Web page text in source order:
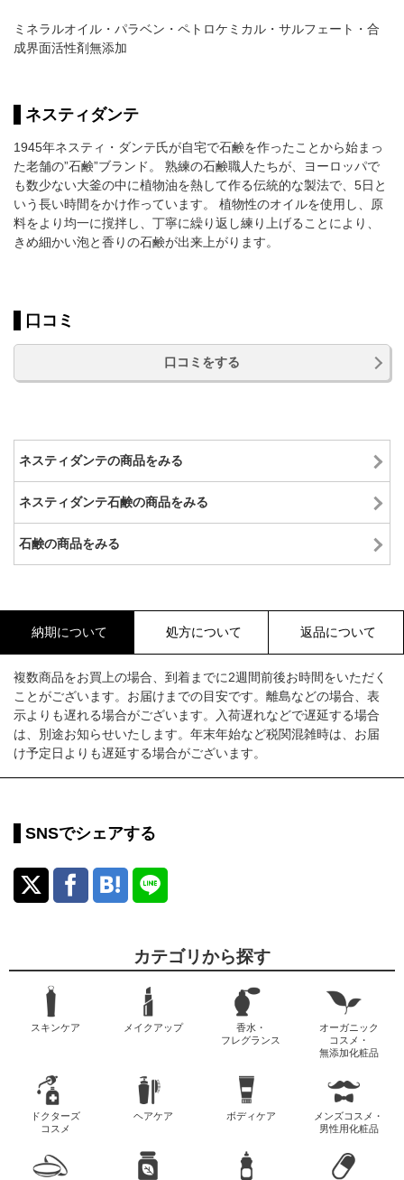
ミネラルオイル・パラベン・ペトロケミカル・サルフェート・合
成界面活性剤無添加
ネスティダンテ
1945年ネスティ・ダンテ⽒が自宅で石鹸を作ったことから始まっ
た老舗の”石鹸”ブランド。 熟練の石鹸職人たちが、ヨーロッパで
も数少ない大釜の中に植物油を熱して作る伝統的な製法で、5日と
いう長い時間をかけ作っています。 植物性のオイルを使用し、原
料をより均一に撹拌し、丁寧に繰り返し練り上げることにより、
きめ細かい泡と香りの石鹸が出来上がります。
口コミ
口コミをする
ネスティダンテの商品をみる
ネスティダンテ石鹸の商品をみる
石鹸の商品をみる
納期について 処方について 返品について
複数商品をお買上の場合、到着までに2週間前後お時間をいただく
ことがございます。お届けまでの目安です。離島などの場合、表
示よりも遅れる場合がございます。入荷遅れなどで遅延する場合
は、別途お知らせいたします。年末年始など税関混雑時は、お届
け予定日よりも遅延する場合がございます。
SNSでシェアする
カテゴリから探す
スキンケア メイクアップ
香水・
フレグランス
オーガニック
コスメ・
無添加化粧品
ドクターズ
コスメ
ヘアケア ボディケア
メンズコスメ・
男性用化粧品